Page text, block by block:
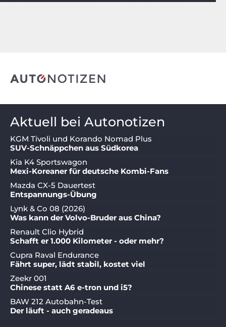
Aktuell bei Autonotizen
KGM Tivoli und Korando Nomad Plus
SUV-Schnäppchen aus Südkorea
Kia K4 Sportswagon
Mexi-Koreaner für deutsche Kombi-Fans
Mazda CX-5 Dauertest
Entspannungs-Übung
Lynk & Co 08 (2026)
Was kann der Volvo-Bruder aus China?
Renault Clio Hybrid
Schafft er 1.000 Kilometer - oder mehr?
Cupra Raval Endurance
Fährt super, lädt stabil, kostet viel
Zeekr 001
Chinese statt A6 e-tron und i5?
BAW 212 Autobahn-Test
Der läuft - auch geradeaus